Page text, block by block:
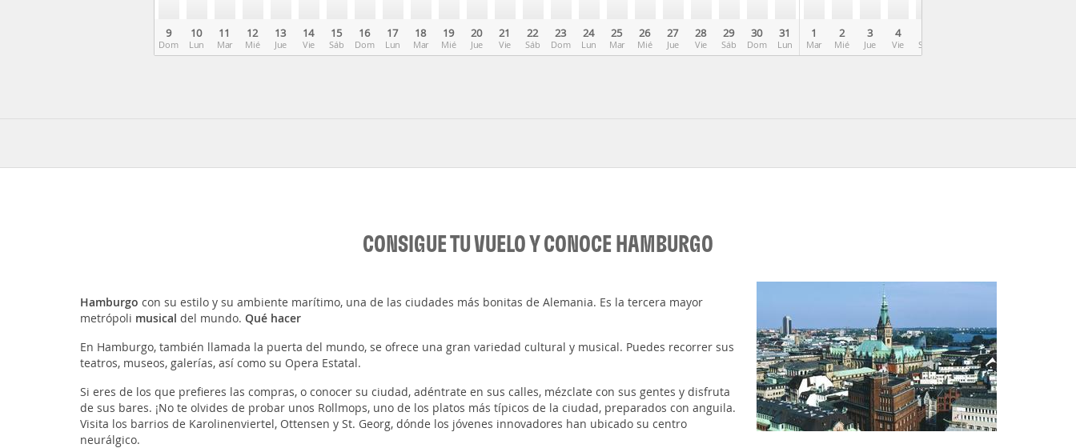
9
Dom
10
Lun
11
Mar
12
Mié
13
Jue
14
Vie
15
Sáb
16
Dom
17
Lun
18
Mar
19
Mié
20
Jue
21
Vie
22
Sáb
23
Dom
24
Lun
25
Mar
26
Mié
27
Jue
28
Vie
29
Sáb
30
Dom
31
Lun
1
Mar
2
Mié
3
Jue
4
Vie Sáb
CONSIGUE TU VUELO Y CONOCE HAMBURGO
Hamburgo con su estilo y su ambiente marítimo, una de las ciudades más bonitas de Alemania. Es la tercera mayor
metrópoli musical del mundo. Qué hacer
En Hamburgo, también llamada la puerta del mundo, se ofrece una gran variedad cultural y musical. Puedes recorrer sus
teatros, museos, galerías, así como su Opera Estatal.
Si eres de los que prefieres las compras, o conocer su ciudad, adéntrate en sus calles, mézclate con sus gentes y disfruta
de sus bares. ¡No te olvides de probar unos Rollmops, uno de los platos más típicos de la ciudad, preparados con anguila.
Visita los barrios de Karolinenviertel, Ottensen y St. Georg, dónde los jóvenes innovadores han ubicado su centro
neurálgico.